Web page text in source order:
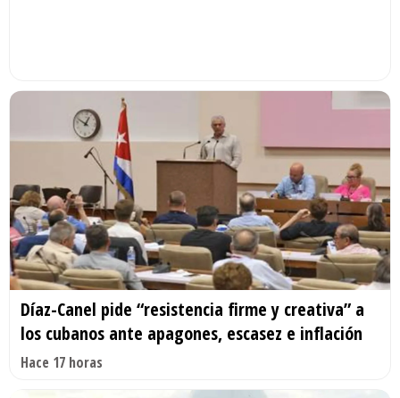
Díaz-Canel pide “resistencia firme y creativa” a
los cubanos ante apagones, escasez e inflación
Hace 17 horas